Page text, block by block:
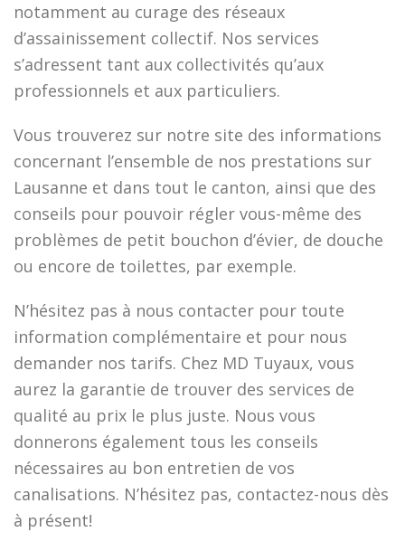
notamment au curage des réseaux
d’assainissement collectif. Nos services
s’adressent tant aux collectivités qu’aux
professionnels et aux particuliers.
Vous trouverez sur notre site des informations
concernant l’ensemble de nos prestations sur
Lausanne et dans tout le canton, ainsi que des
conseils pour pouvoir régler vous-même des
problèmes de petit bouchon d’évier, de douche
ou encore de toilettes, par exemple.
N’hésitez pas à nous contacter pour toute
information complémentaire et pour nous
demander nos tarifs. Chez MD Tuyaux, vous
aurez la garantie de trouver des services de
qualité au prix le plus juste. Nous vous
donnerons également tous les conseils
nécessaires au bon entretien de vos
canalisations. N’hésitez pas, contactez-nous dès
à présent!